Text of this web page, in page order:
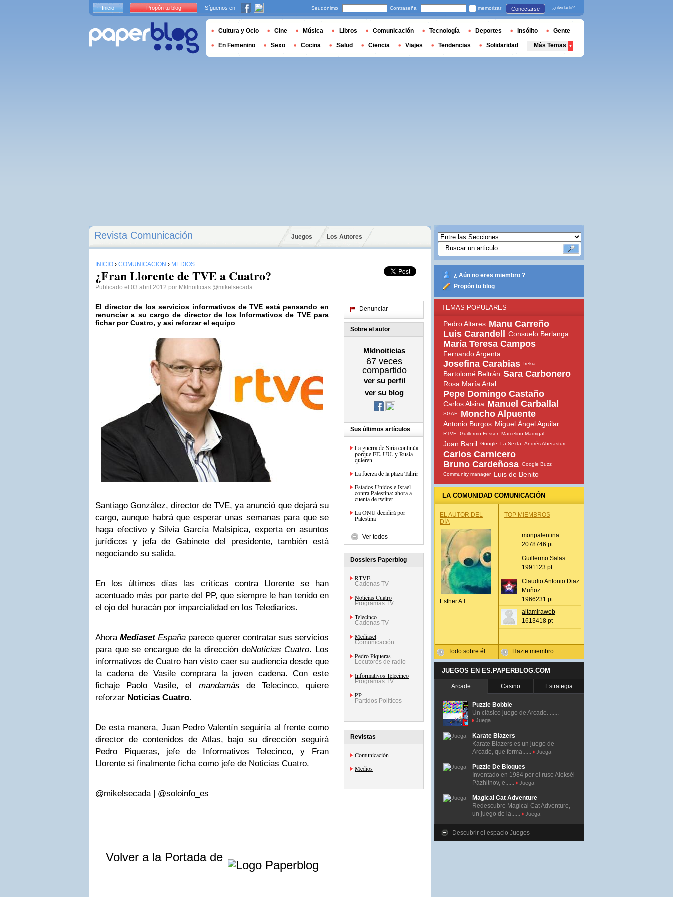
Revista Comunicación Juegos Los Autores
INICIO › COMUNICACIÓN › MEDIOS
¿Fran Llorente de TVE a Cuatro?
Publicado el 03 abril 2012 por Mklnoiticias @mikelsecada
El director de los servicios informativos de TVE está pensando en
renunciar a su cargo de director de los Informativos de TVE para
fichar por Cuatro, y así reforzar el equipo
Santiago González, director de TVE, ya anunció que dejará su
cargo, aunque habrá que esperar unas semanas para que se
haga efectivo y Silvia García Malsipica, experta en asuntos
jurídicos y jefa de Gabinete del presidente, también está
negociando su salida.
En los últimos días las críticas contra Llorente se han
acentuado más por parte del PP, que siempre le han tenido en
el ojo del huracán por imparcialidad en los Telediarios.
Ahora MediasetEspaña parece querer contratar sus servicios
para que se encargue de la dirección deNoticias Cuatro. Los
informativos de Cuatro han visto caer su audiencia desde que
la cadena de Vasile comprara la joven cadena. Con este
fichaje Paolo Vasile, el mandamás de Telecinco, quiere
reforzar Noticias Cuatro.
De esta manera, Juan Pedro Valentín seguiría al frente como
director de contenidos de Atlas, bajo su dirección seguirá
Pedro Piqueras, jefe de Informativos Telecinco, y Fran
Llorente si finalmente ficha como jefe de Noticias Cuatro.
@mikelsecada| @soloinfo_es
Volver a la Portada de
Denunciar
Sobre el autor
Mklnoiticias
67 veces
compartido
ver su perfil
ver su blog
Sus últimos artículos
La guerra de Siria continúa
porque EE. UU. y Rusia
quieren
La fuerza de la plaza Tahrir
Estados Unidos e Israel
contra Palestina: ahora a
cuenta de twitter
La ONU decidirá por
Palestina
Ver todos
Dossiers Paperblog
RTVE
Cadenas TV
Noticias Cuatro
Programas TV
Telecinco
Cadenas TV
Mediaset
Comunicación
Pedro Piqueras
Locutores de radio
Informativos Telecinco
Programas TV
PP
Partidos Políticos
Revistas
Comunicación
Medios
¿ Aún no eres miembro ?
Propón tu blog
TEMAS POPULARES
Pedro Altares Manu Carreño
Luis Carandell
Consuelo Berlanga
María Teresa Campos
Fernando Argenta
Josefina Carabias Irekia
Bartolomé Beltrán Sara Carbonero
Rosa María Artal
Pepe Domingo Castaño
Carlos Alsina Manuel Carballal
SGAE Moncho Alpuente
Antonio Burgos Miguel Ángel Aguilar
RTVE Guillermo Fesser Marcelino Madrigal
Joan Barril Google La Sexta Andrés Aberasturi
Carlos Carnicero
Bruno Cardeñosa Google Buzz
Community manager
Luis de Benito
LA COMUNIDAD COMUNICACIÓN
EL AUTOR DEL
DÍA
Esther A.l.
Todo sobre él
TOP MIEMBROS
monpalentina
2078746 pt
Guillermo Salas
1991123 pt
Claudio Antonio Diaz
Muñoz
1966231 pt
altamiraweb
1613418 pt
Hazte miembro
JUEGOS EN ES.PAPERBLOG.COM
Arcade Casino Estrategia
Puzzle Bobble
Un clásico juego de Arcade. ......
Juega
Karate Blazers
Karate Blazers es un juego de
Arcade, que forma......
Juega
Puzzle De Bloques
Inventado en 1984 por el ruso Alekséi
Pázhitnov, e......
Juega
Magical Cat Adventure
Redescubre Magical Cat Adventure,
un juego de la......
Juega
Descubrir el espacio Juegos
Inicio Propón tu blog Síguenos en Seudónimo Contraseña memorizar Conectarse ¿olvidado?
Cultura y Ocio Cine Música Libros Comunicación Tecnología Deportes Insólito Gente
En Femenino Sexo Cocina Salud Ciencia Viajes Tendencias Solidaridad Más Temas